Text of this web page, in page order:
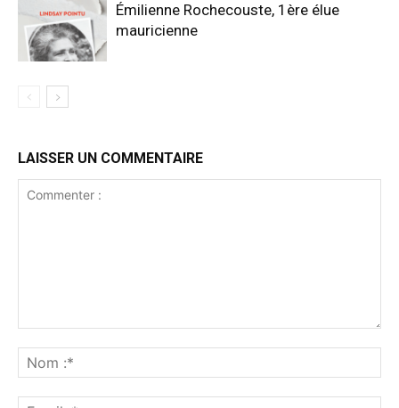
Émilienne Rochecouste, 1ère élue
mauricienne
LAISSER UN COMMENTAIRE